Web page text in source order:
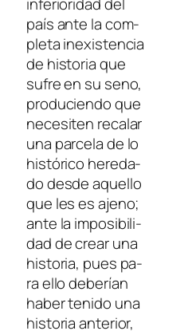
país an­te la com­
ple­ta in­exis­ten­cia
de his­to­ria que
su­fre en su seno,
pro­du­cien­do que
ne­ce­si­ten re­ca­lar
una par­ce­la de lo
his­tó­ri­co he­re­da­
do des­de aque­llo
que les es ajeno;
an­te la im­po­si­bi­li­
dad de crear una
his­to­ria, pues pa­
ra ello de­be­rían
ha­ber te­ni­do una
his­to­ria an­te­rior,